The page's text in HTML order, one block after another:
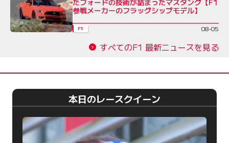
たフォードの技術が詰まったマスタング【F1
参戦メーカーのフラッグシップモデル】
F1 08-05
すべてのF1 最新ニュースを見る
本日のレースクイーン